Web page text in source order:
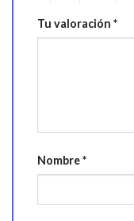
Tu valoración *
Nombre*